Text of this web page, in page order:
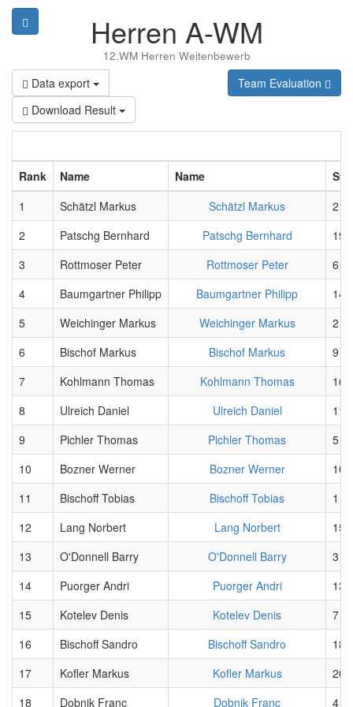
Herren A-WM
12.WM Herren Weitenbewerb
Team Evaluation
Data export
Download Result
Rank Name Name
1
Schätzl Markus Schätzl Markus
21
2
Patschg Bernhard Patschg Bernhard
19
3
Rottmoser Peter Rottmoser Peter
6
4
Baumgartner Philipp Baumgartner Philipp
14
5
Weichinger Markus Weichinger Markus
2
6
Bischof Markus Bischof Markus
9
7
Kohlmann Thomas Kohlmann Thomas
16
8
Ulreich Daniel Ulreich Daniel
11
9
Pichler Thomas Pichler Thomas
5
10
Bozner Werner Bozner Werner
10
11
Bischoff Tobias Bischoff Tobias
1
12
Lang Norbert Lang Norbert
15
13
O'Donnell Barry O'Donnell Barry
3
14
Puorger Andri Puorger Andri
13
15
Kotelev Denis Kotelev Denis
7
16
Bischoff Sandro Bischoff Sandro
18
17
Kofler Markus Kofler Markus
20
18
Dobnik Franc Dobnik Franc 4